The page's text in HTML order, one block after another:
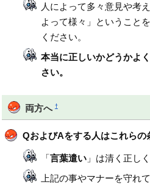
人によって多々意見や考
よって様々」ということ
ください。
本当に正しいかどうかよ
さい。
両方へ †
QおよびAをする人はこれらの
「言葉遣い 」は清く正し
上記の事やマナーを守れ